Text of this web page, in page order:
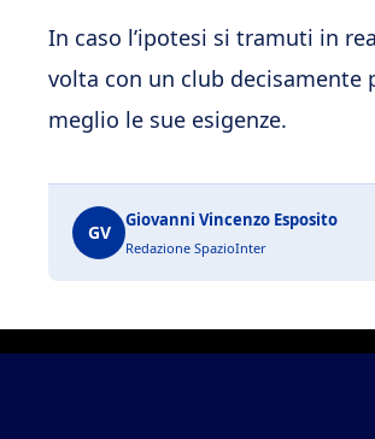
In caso l’ipotesi si tramuti in
volta con un club decisamente
meglio le sue esigenze.
GV
Giovanni Vincenzo Esposito
Redazione SpazioInter